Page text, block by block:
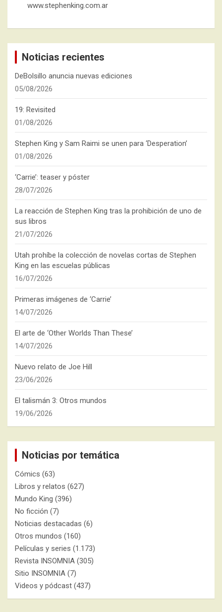
www.stephenking.com.ar
Noticias recientes
DeBolsillo anuncia nuevas ediciones
05/08/2026
19: Revisited
01/08/2026
Stephen King y Sam Raimi se unen para ‘Desperation’
01/08/2026
‘Carrie’: teaser y póster
28/07/2026
La reacción de Stephen King tras la prohibición de uno de
sus libros
21/07/2026
Utah prohíbe la colección de novelas cortas de Stephen
King en las escuelas públicas
16/07/2026
Primeras imágenes de ‘Carrie’
14/07/2026
El arte de ‘Other Worlds Than These’
14/07/2026
Nuevo relato de Joe Hill
23/06/2026
El talismán 3: Otros mundos
19/06/2026
Noticias por temática
Cómics (63)
Libros y relatos (627)
Mundo King (396)
No ficción (7)
Noticias destacadas (6)
Otros mundos (160)
Películas y series (1.173)
Revista INSOMNIA (305)
Sitio INSOMNIA (7)
Videos y pódcast (437)